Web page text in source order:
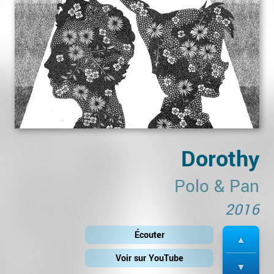
Dorothy
Polo & Pan
2016
Écouter
Voir sur YouTube